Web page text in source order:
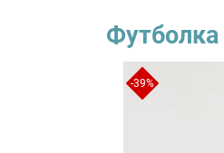
Футболка
-39%